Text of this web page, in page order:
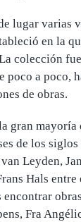
lugar varias
en la
colección
poco a poco,
de obras.
gran mayoría
de los
Leyden,
Hals entre
encontrar
Fra